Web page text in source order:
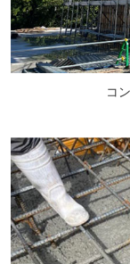
コ